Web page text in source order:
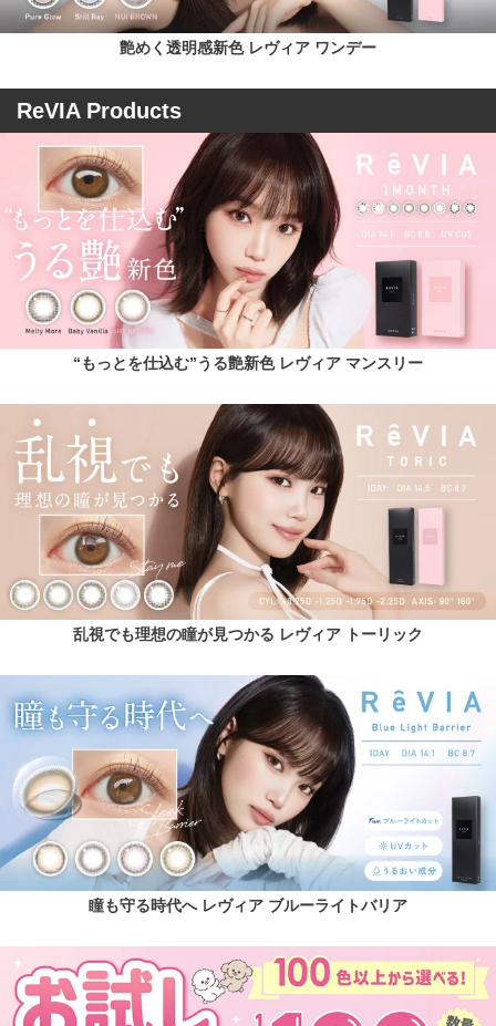
艶めく透明感新色 レヴィア ワンデー
ReVIA Products
“もっとを仕込む”うる艶新色 レヴィア マンスリー
乱視でも理想の瞳が見つかる レヴィア トーリック
瞳も守る時代へ レヴィア ブルーライトバリア